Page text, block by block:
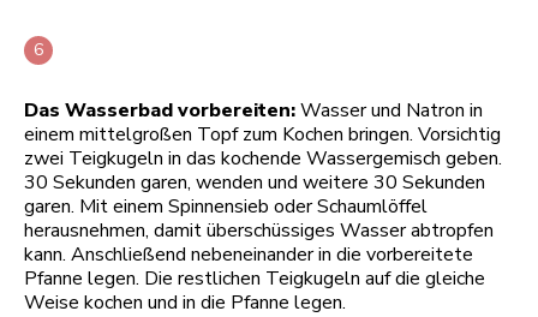
Das Wasserbad vorbereiten:Wasser und Natron in
einem mittelgroßen Topf zum Kochen bringen. Vorsichtig
zwei Teigkugeln in das kochende Wassergemisch geben.
30 Sekunden garen, wenden und weitere 30 Sekunden
garen. Mit einem Spinnensieb oder Schaumlöffel
herausnehmen, damit überschüssiges Wasser abtropfen
kann. Anschließend nebeneinander in die vorbereitete
Pfanne legen. Die restlichen Teigkugeln auf die gleiche
Weise kochen und in die Pfanne legen.